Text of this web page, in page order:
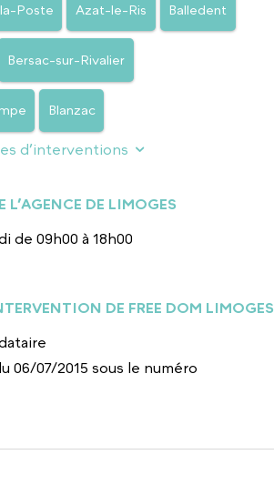
Poste Azat-le-Ris Balledent
Bersac-sur-Rivalier
Blanzac
d’interventions
L’AGENCE DE LIMOGES
de 09h00 à 18h00
DE FREE DOM LIMOGES
06/07/2015 sous le numéro